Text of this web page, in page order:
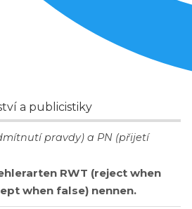
a publicistiky
pravdy) a PN (přijetí
RWT (reject when
when false) nennen.